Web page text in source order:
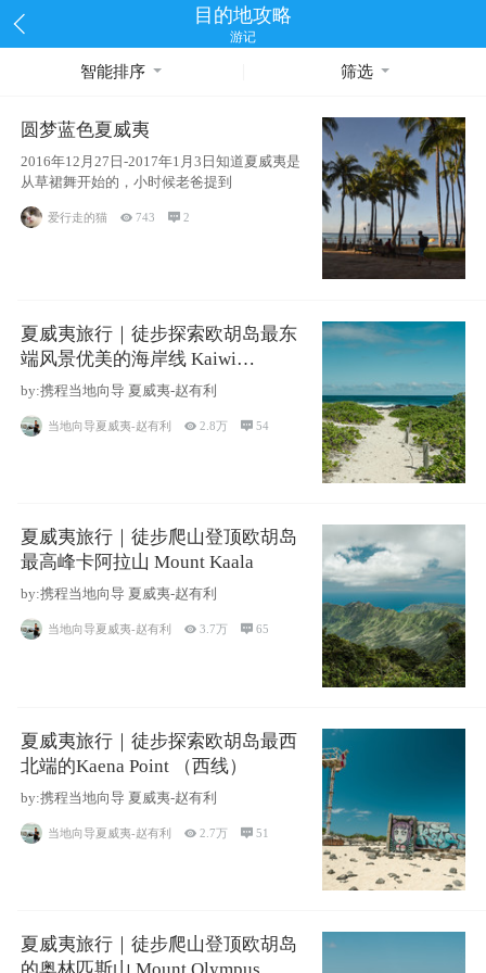
目的地攻略
游记
智能排序 筛选
圆梦蓝色夏威夷
2016年12月27日-2017年1月3日知道夏威夷是
从草裙舞开始的，小时候老爸提到
爱行走的猫 743 2
夏威夷旅行｜徒步探索欧胡岛最东
端风景优美的海岸线 Kaiwi
Shoreline Trail
by:携程当地向导 夏威夷-赵有利
当地向导夏威夷-赵有利 2.8万  54
夏威夷旅行｜徒步爬山登顶欧胡岛
最高峰卡阿拉山 Mount Kaala
by:携程当地向导 夏威夷-赵有利
当地向导夏威夷-赵有利 3.7万 65
夏威夷旅行｜徒步探索欧胡岛最西
北端的Kaena Point （西线）
by:携程当地向导 夏威夷-赵有利
当地向导夏威夷-赵有利 2.7万  51
夏威夷旅行｜徒步爬山登顶欧胡岛